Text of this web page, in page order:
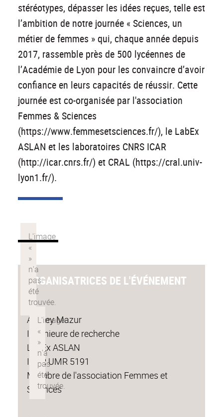
stéréotypes, dépasser les idées reçues, telle est
l’ambition de notre journée « Sciences, un
métier de femmes » qui, chaque année depuis
2017, rassemble près de 500 lycéennes de
l’Académie de Lyon pour les convaincre d’avoir
confiance en leurs capacités de réussir. Cette
journée est co-organisée par l'association
Femmes & Sciences
(https://www.femmesetsciences.fr/), le LabEx
ASLAN et les laboratoires CNRS ICAR
(http://icar.cnrs.fr/) et CRAL (https://cral.univ-
lyon1.fr/).
ORGANISATRICES DE L'ÉVÉNEMENT
Audrey Mazur
Ingénieure de recherche
LabEx ASLAN
ICAR UMR 5191
Membre de l'association Femmes et
Sciences